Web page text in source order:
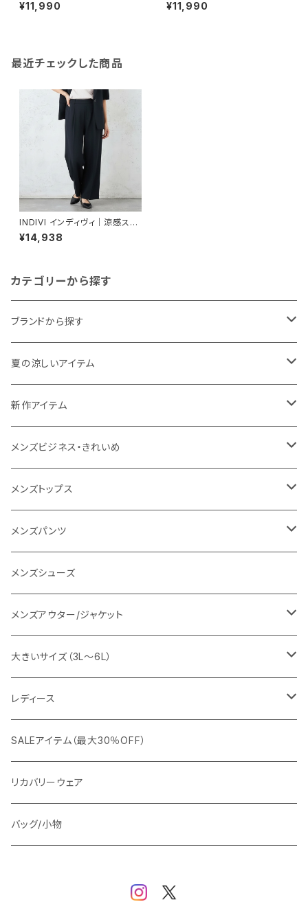
グパンツ｜ユニセックス 血行促
¥11,990
グパンツ｜ユニセックス 血行促
¥11,990
最近チェックした商品
INDIVI インディヴィ｜涼感スト
レッチワイドパンツ｜遮熱 UVカ
ット 洗濯機可能 レディース n65
¥14,938
カテゴリーから探す
ブランドから探す
THE NORTH FACE
NANGA
1PIU1UGUALE3 RELAX
go slow caravan
SY32 by SWEET YEARS
URBAN SQUARE
EDWIN
snow peak
G-stage
TETEHOMME
TAION
夏の涼しいアイテム
メンズ
レディース
新作アイテム
メンズ
レディース
メンズビジネス・きれいめ
スーツ
カジュアルセットアップ
スラックス
ワイシャツ
シューズ
フォーマル
Tシャツ/ポロシャツ
メンズトップス
Tシャツ/カットソー
シャツ/ポロシャツ
パーカー/スウェット
ニット
メンズパンツ
デニムパンツ
イージーパンツ
スラックス
メンズシューズ
メンズアウター/ジャケット
ジャケット
カジュアルジャケット
ビジネスジャケット
ブルゾン
コート
マウンテンパーカー/アウトドア
ダウン / 中綿アウター
大きいサイズ（3L～6L）
ビジネス
セットアップ
ワイシャツ
カジュアル
ニット/Tシャツ/カットソー
スウェット/パーカー
アウター
レディース
アウター
トップス（ブラウス/カットソー）
ジャケット
SALEアイテム（最大30％OFF）
リカバリーウェア
バッグ/小物